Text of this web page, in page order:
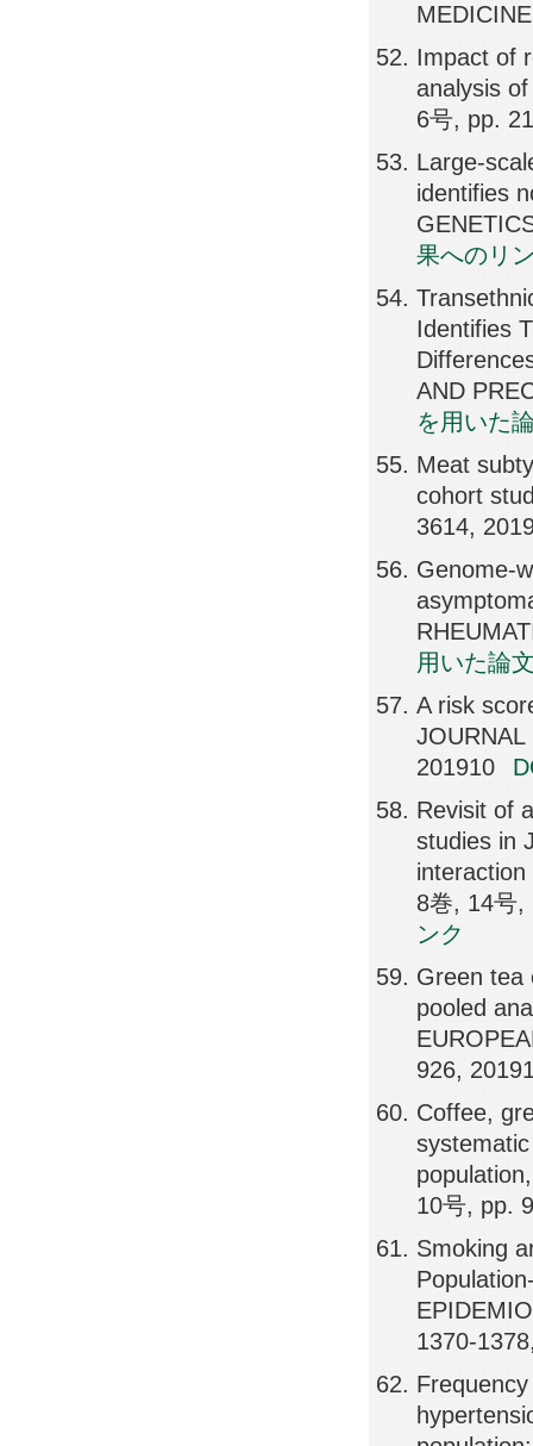
Impact of
analysis
6号, pp.
Large-
identifies
果へのリ
Identifies
AND
を用いた
Meat
cohort
3614,
Genome-
用いた論
A risk
201910
Revisit of
studies in
8巻, 14号,
ンク
Green tea
pooled
926,
Coffee,
10号, pp.
Smoking
1370-